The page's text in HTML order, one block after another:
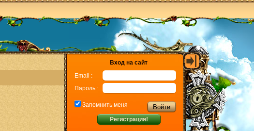
Вход на сайт
Email :
Пароль :
Запомнить меня
Регистрация!